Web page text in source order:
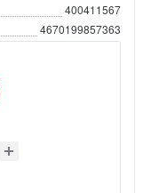
400411567
4670199857363